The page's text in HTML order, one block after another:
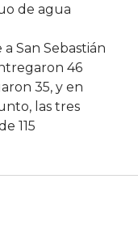
de agua
San Sebastián
46
35, y en
las tres
115